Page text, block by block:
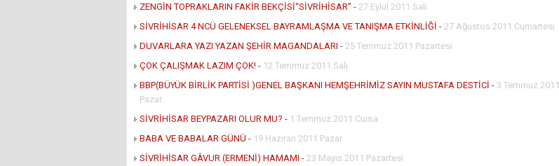
ZENGİN TOPRAKLARIN FAKİR BEKÇİSİ“SİVRİHİSAR” - 27 Eylül 2011 Salı
SİVRİHİSAR 4 NCÜ GELENEKSEL BAYRAMLAŞMA VE TANIŞMA ETKİNLİĞİ - 27 Ağustos 2011 Cumartesi
DUVARLARA YAZI YAZAN ŞEHİR MAGANDALARI - 25 Temmuz 2011 Pazartesi
ÇOK ÇALIŞMAK LAZIM ÇOK! - 12 Temmuz 2011 Salı
BBP(BÜYÜK BİRLİK PARTİSİ )GENEL BAŞKANI HEMŞEHRİMİZ SAYIN MUSTAFA DESTİCİ - 3 Temmuz 2011
Pazar
SİVRİHİSAR BEYPAZARI OLUR MU? - 1 Temmuz 2011 Cuma
BABA VE BABALAR GÜNÜ - 19 Haziran 2011 Pazar
SİVRİHİSAR GÂVUR (ERMENİ) HAMAMI - 23 Mayıs 2011 Pazartesi